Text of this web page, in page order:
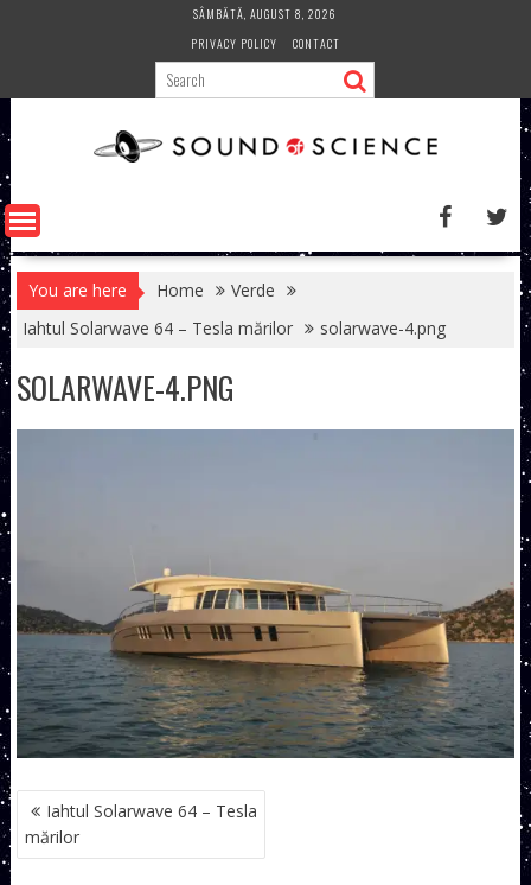
SÂMBĂTĂ, AUGUST 8, 2026
PRIVACY POLICY
CONTACT
You are here Home
Verde
Iahtul Solarwave 64 – Tesla mărilor
solarwave-4.png
SOLARWAVE-4.PNG
NAVIGARE
ÎN
ARTICOLE
Iahtul Solarwave 64 – Tesla
mărilor